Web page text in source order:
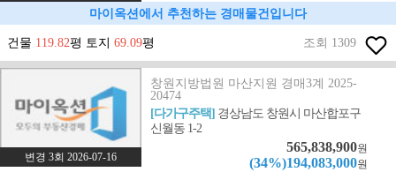
마이옥션에서 추천하는 경매물건입니다
건물 119.82평 토지 69.09평 조회 1309
변경 3회 2026-07-16
창원지방법원 마산지원 경매3계 2025-
20474
[다가구주택] 경상남도 창원시 마산합포구
신월동 1-2
565,838,900원
(34%)194,083,000원